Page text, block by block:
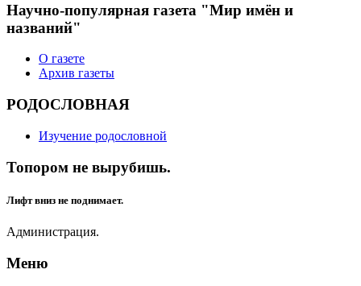
Научно-популярная газета "Мир имён и
названий"
О газете
Архив газеты
РОДОСЛОВНАЯ
Изучение родословной
Топором не вырубишь.
Лифт вниз не поднимает.
Администрация.
Меню